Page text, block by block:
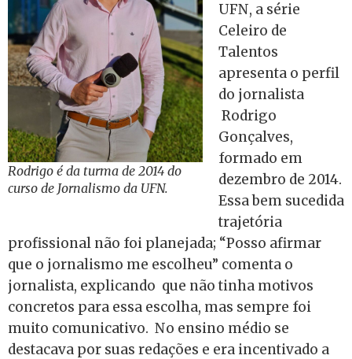
Rodrigo é da turma de 2014 do
curso de Jornalismo da UFN.
UFN, a série
Celeiro de
Talentos
apresenta o perfil
do jornalista
Rodrigo
Gonçalves,
formado em
dezembro de 2014.
Essa bem sucedida
trajetória
profissional não foi planejada; “Posso afirmar
que o jornalismo me escolheu” comenta o
jornalista, explicando que não tinha motivos
concretos para essa escolha, mas sempre foi
muito comunicativo. No ensino médio se
destacava por suas redações e era incentivado a